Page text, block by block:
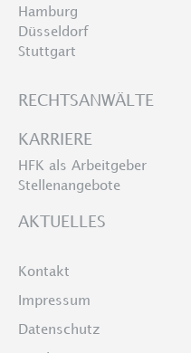
Hamburg
Düsseldorf
Stuttgart
RECHTSANWÄLTE
KARRIERE
HFK als Arbeitgeber
Stellenangebote
AKTUELLES
Kontakt
Impressum
Datenschutz